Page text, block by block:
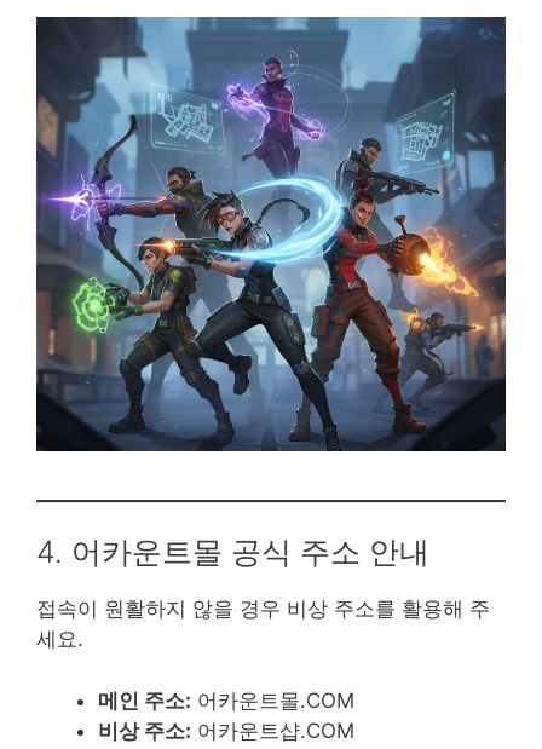
4. 어카운트몰 공식 주소 안내
접속이 원활하지 않을 경우 비상 주소를 활용해 주
세요.
메인 주소: 어카운트몰.COM
비상 주소: 어카운트샵.COM